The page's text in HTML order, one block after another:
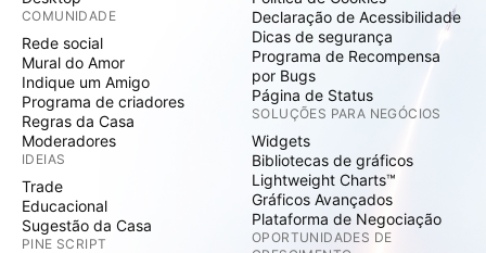
COMUNIDADE
Rede social
Mural do Amor
Indique um Amigo
Programa de criadores
Regras da Casa
Moderadores
IDEIAS
Trade
Educacional
Sugestão da Casa
PINE SCRIPT
Declaração de Acessibilidade
Dicas de segurança
Programa de Recompensa
por Bugs
Página de Status
SOLUÇÕES PARA NEGÓCIOS
Widgets
Bibliotecas de gráficos
Lightweight Charts™
Gráficos Avançados
Plataforma de Negociação
OPORTUNIDADES DE